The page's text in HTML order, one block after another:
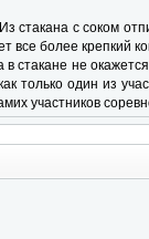
стакана с соком
все более крепкий
стакане не
только один из
участников